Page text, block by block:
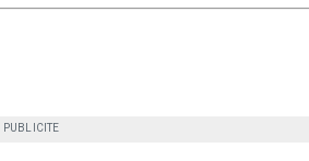
PUBLICITE